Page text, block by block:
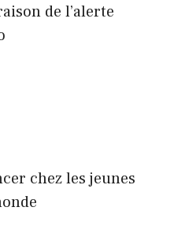
de l’alerte
chez les jeunes